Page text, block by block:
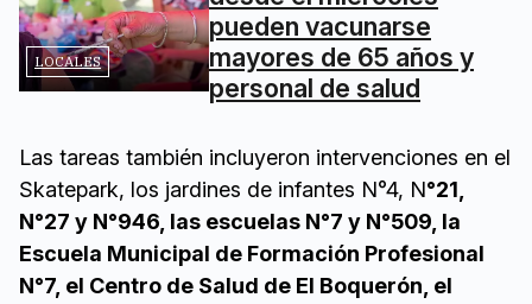
LOCALES
pueden vacunarse
mayores de 65 años y
personal de salud
Las tareas también incluyeron intervenciones en el
Skatepark, los jardines de infantes N°4, N°21,
N°27 y N°946, las escuelas N°7 y N°509, la
Escuela Municipal de Formación Profesional
N°7, el Centro de Salud de El Boquerón, el